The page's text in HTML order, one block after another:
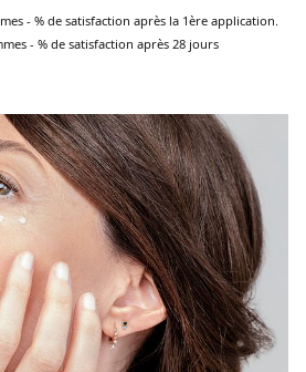
- % de satisfaction après la 1ère application.
- % de satisfaction après 28 jours